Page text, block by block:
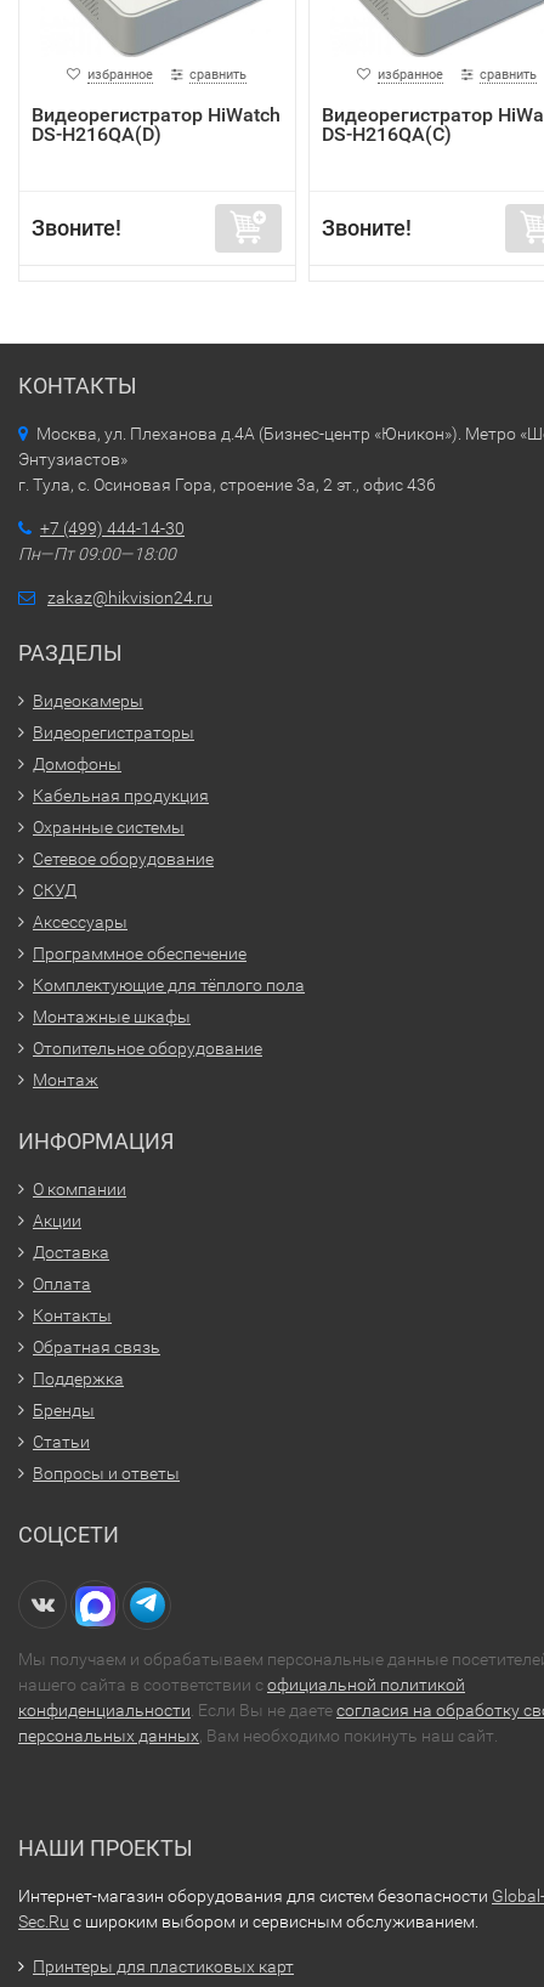
избранное сравнить
Видеорегистратор HiWatch
DS-H216QA(D)
Звоните!
избранное сравнить
Видеорегистратор
DS-H216QA(C)
Звоните!
КОНТАКТЫ
Москва, ул. Плеханова д.4А (Бизнес-центр «Юникон»). Метро
Энтузиастов»
г. Тула, с. Осиновая Гора, строение 3а, 2 эт., офис 436
+7 (499) 444-14-30
Пн—Пт 09:00—18:00
zakaz@hikvision24.ru
РАЗДЕЛЫ
Видеокамеры
Видеорегистраторы
Домофоны
Кабельная продукция
Охранные системы
Сетевое оборудование
СКУД
Аксессуары
Программное обеспечение
Комплектующие для тёплого пола
Монтажные шкафы
Отопительное оборудование
Монтаж
ИНФОРМАЦИЯ
О компании
Акции
Доставка
Оплата
Контакты
Обратная связь
Поддержка
Бренды
Статьи
Вопросы и ответы
СОЦСЕТИ
Мы получаем и обрабатываем персональные данные
нашего сайта в соответствии софициальной политикой
конфиденциальности . Если Вы не даетесогласия на обработку
персональных данных , Вам необходимо покинуть наш сайт.
НАШИ ПРОЕКТЫ
Интернет-магазин оборудования для систем безопасности Global-
Sec.Ru с широким выбором и сервисным обслуживанием.
Принтеры для пластиковых карт